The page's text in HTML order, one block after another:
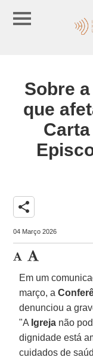
Sobre
que
share
04 Março 2026
Em um
março, a
denunciou a
"A Igreja não
dignidade está
cuidados de